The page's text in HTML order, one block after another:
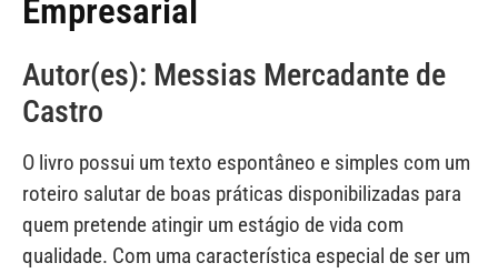
Empresarial
Autor(es): Messias Mercadante de
Castro
O livro possui um texto espontâneo e simples com um
roteiro salutar de boas práticas disponibilizadas para
quem pretende atingir um estágio de vida com
qualidade. Com uma característica especial de ser um